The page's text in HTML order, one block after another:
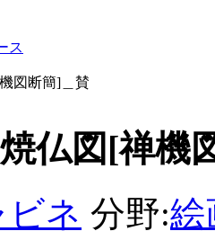
ス
図断簡]＿賛
仏図[禅機
ビネ 分野:絵